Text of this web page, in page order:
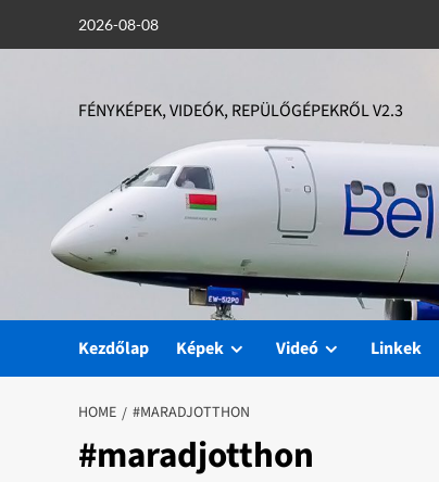
2026-08-08
FÉNYKÉPEK, VIDEÓK, REPÜLŐGÉPEKRŐL V2.3
Kezdőlap Képek Videó Linkek
HOME #MARADJOTTHON
#maradjotthon